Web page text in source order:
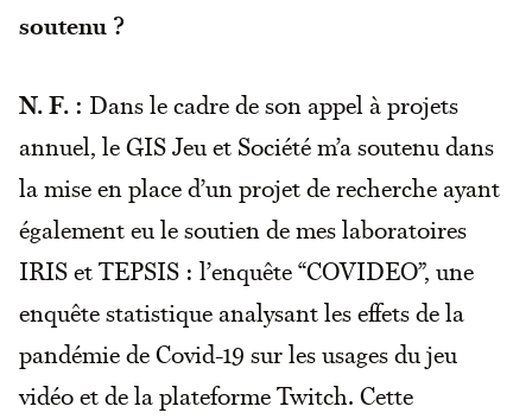
soutenu ?
N. F. : Dans le cadre de son appel à projets
annuel, le GIS Jeu et Société m’a soutenu dans
la mise en place d’un projet de recherche ayant
également eu le soutien de mes laboratoires
IRIS et TEPSIS : l’enquête “COVIDEO”, une
enquête statistique analysant les effets de la
pandémie de Covid-19 sur les usages du jeu
vidéo et de la plateforme Twitch. Cette